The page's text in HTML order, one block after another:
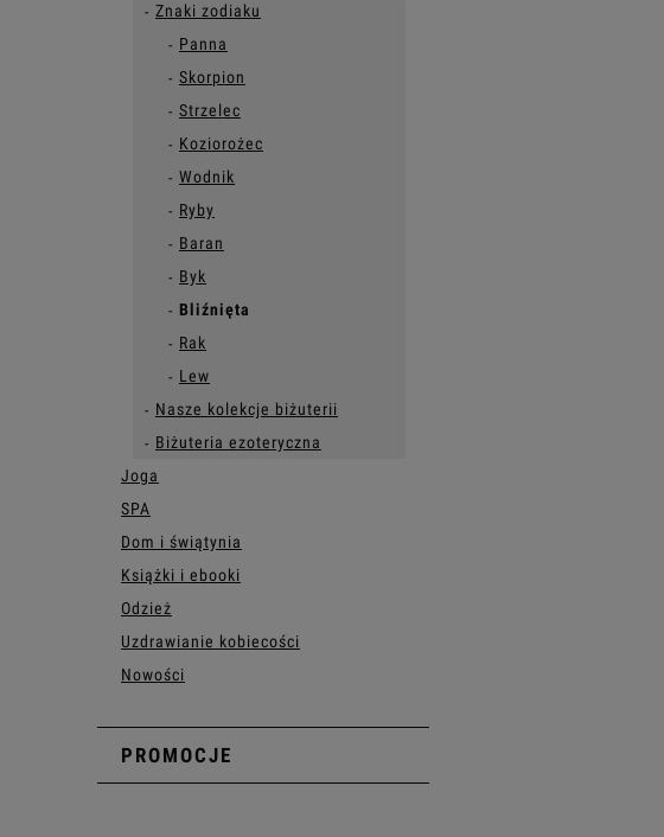
Znaki zodiaku
Panna
Skorpion
Strzelec
Koziorożec
Wodnik
Ryby
Baran
Byk
Bliźnięta
Rak
Lew
Nasze kolekcje biżuterii
Biżuteria ezoteryczna
Joga
SPA
Dom i świątynia
Książki i ebooki
Odzież
Uzdrawianie kobiecości
Nowości
PROMOCJE